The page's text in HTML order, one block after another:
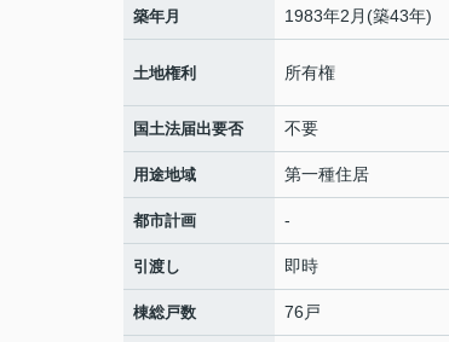
築年月 1983年2月(築43年)
土地権利 所有権
国土法届出要否 不要
用途地域 第一種住居
都市計画 -
引渡し 即時
棟総戸数 76戸